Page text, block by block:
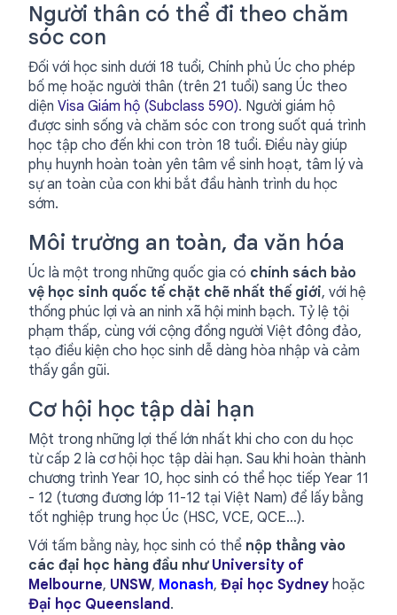
Người thân có thể đi theo chăm
sóc con
Đối với học sinh dưới 18 tuổi, Chính phủ Úc cho phép
bố mẹ hoặc người thân (trên 21 tuổi) sang Úc theo
diện Visa Giám hộ (Subclass 590). Người giám hộ
được sinh sống và chăm sóc con trong suốt quá trình
học tập cho đến khi con tròn 18 tuổi. Điều này giúp
phụ huynh hoàn toàn yên tâm về sinh hoạt, tâm lý và
sự an toàn của con khi bắt đầu hành trình du học
sớm.
Môi trường an toàn, đa văn hóa
Úc là một trong những quốc gia có chính sách bảo
vệ học sinh quốc tế chặt chẽ nhất thế giới, với hệ
thống phúc lợi và an ninh xã hội minh bạch. Tỷ lệ tội
phạm thấp, cùng với cộng đồng người Việt đông đảo,
tạo điều kiện cho học sinh dễ dàng hòa nhập và cảm
thấy gần gũi.
Cơ hội học tập dài hạn
Một trong những lợi thế lớn nhất khi cho con du học
từ cấp 2 là cơ hội học tập dài hạn. Sau khi hoàn thành
chương trình Year 10, học sinh có thể học tiếp Year 11
- 12 (tương đương lớp 11-12 tại Việt Nam) để lấy bằng
tốt nghiệp trung học Úc (HSC, VCE, QCE…).
Với tấm bằng này, học sinh có thể nộp thẳng vào
các đại học hàng đầu như University of
Melbourne, UNSW, Monash, Đại học Sydney hoặc
Đại học Queensland.